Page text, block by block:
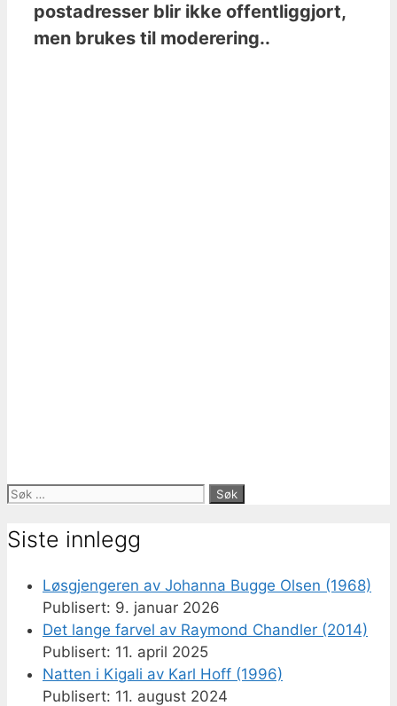
postadresser blir ikke offentliggjort,
men brukes til moderering..
Søk
Siste innlegg
Løsgjengeren av Johanna Bugge Olsen (1968)
9. januar 2026
Det lange farvel av Raymond Chandler (2014)
11. april 2025
Natten i Kigali av Karl Hoff (1996)
11. august 2024